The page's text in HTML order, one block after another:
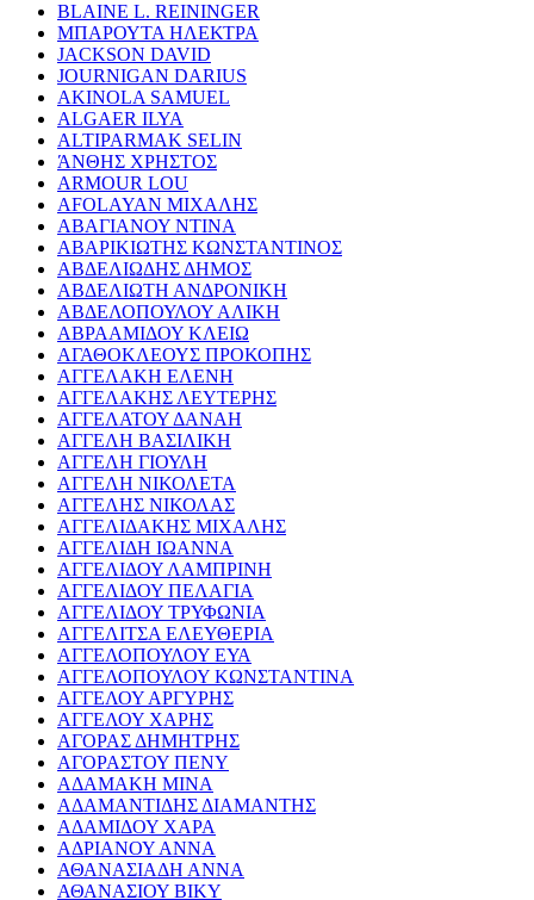
BLAINE L. REININGER
ΜΠΑΡΟΥΤΑ ΗΛΕΚΤΡΑ
JACKSON DAVID
JOURNIGAN DARIUS
AKINOLA SAMUEL
ALGAER ILYA
ALTIPARMAK SELIN
ΆΝΘΗΣ ΧΡΗΣΤΟΣ
ARMOUR LOU
AFOLAYAN ΜΙΧΑΛΗΣ
ΑΒΑΓΙΑΝΟΥ ΝΤΙΝΑ
ΑΒΑΡΙΚΙΩΤΗΣ ΚΩΝΣΤΑΝΤΙΝΟΣ
ΑΒΔΕΛΙΩΔΗΣ ΔΗΜΟΣ
ΑΒΔΕΛΙΩΤΗ ΑΝΔΡΟΝΙΚΗ
ΑΒΔΕΛΟΠΟΥΛΟΥ ΑΛΙΚΗ
ΑΒΡΑΑΜΙΔΟΥ ΚΛΕΙΩ
ΑΓΑΘΟΚΛΕΟΥΣ ΠΡΟΚΟΠΗΣ
ΑΓΓΕΛΑΚΗ ΕΛΕΝΗ
ΑΓΓΕΛΑΚΗΣ ΛΕΥΤΕΡΗΣ
ΑΓΓΕΛΑΤΟΥ ΔΑΝΑΗ
ΑΓΓΕΛΗ ΒΑΣΙΛΙΚΗ
ΑΓΓΕΛΗ ΓΙΟΥΛΗ
ΑΓΓΕΛΗ ΝΙΚΟΛΕΤΑ
ΑΓΓΕΛΗΣ ΝΙΚΟΛΑΣ
ΑΓΓΕΛΙΔΑΚΗΣ ΜΙΧΑΛΗΣ
ΑΓΓΕΛΙΔΗ ΙΩΑΝΝΑ
ΑΓΓΕΛΙΔΟΥ ΛΑΜΠΡΙΝΗ
ΑΓΓΕΛΙΔΟΥ ΠΕΛΑΓΙΑ
ΑΓΓΕΛΙΔΟΥ ΤΡΥΦΩΝΙΑ
ΑΓΓΕΛΙΤΣΑ ΕΛΕΥΘΕΡΙΑ
ΑΓΓΕΛΟΠΟΥΛΟΥ ΕΥΑ
ΑΓΓΕΛΟΠΟΥΛΟΥ ΚΩΝΣΤΑΝΤΙΝΑ
ΑΓΓΕΛΟΥ ΑΡΓΥΡΗΣ
ΑΓΓΕΛΟΥ ΧΑΡΗΣ
ΑΓΟΡΑΣ ΔΗΜΗΤΡΗΣ
ΑΓΟΡΑΣΤΟΥ ΠΕΝΥ
ΑΔΑΜΑΚΗ ΜΙΝΑ
ΑΔΑΜΑΝΤΙΔΗΣ ΔΙΑΜΑΝΤΗΣ
ΑΔΑΜΙΔΟΥ ΧΑΡΑ
ΑΔΡΙΑΝΟΥ ΑΝΝΑ
ΑΘΑΝΑΣΙΑΔΗ ΑΝΝΑ
ΑΘΑΝΑΣΙΟΥ ΒΙΚΥ